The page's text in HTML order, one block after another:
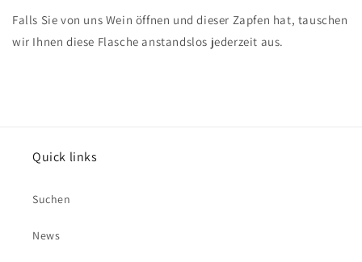
Falls Sie von uns Wein öffnen und dieser Zapfen hat, tauschen
wir Ihnen diese Flasche anstandslos jederzeit aus.
Quick links
Suchen
News